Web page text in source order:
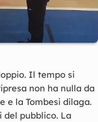
Il tempo si
non ha nulla da
e la Tombesi dilaga.
pubblico. La